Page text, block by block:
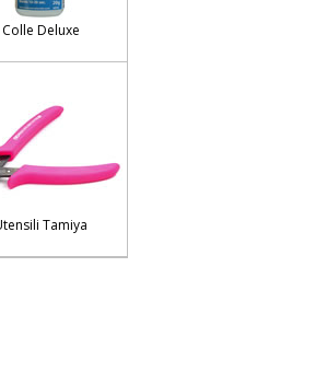
Colle Deluxe
Tamiya